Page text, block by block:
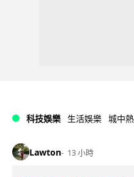
科技娛樂 生活娛樂 城中
Lawton 13 小時